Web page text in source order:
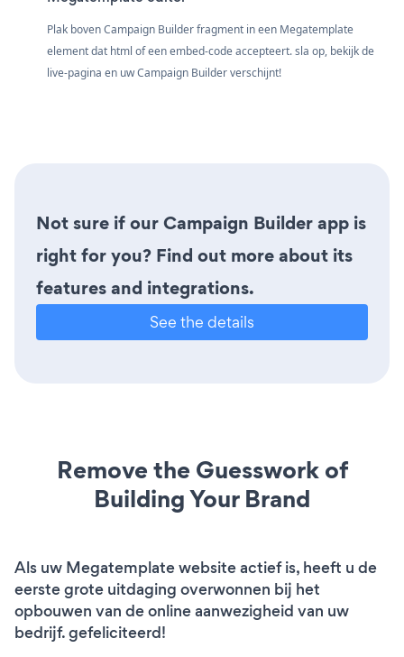
Plak boven Campaign Builder fragment in een Megatemplate
element dat html of een embed-code accepteert. sla op, bekijk de
live-pagina en uw Campaign Builder verschijnt!
Not sure if our Campaign Builder app is
right for you? Find out more about its
features and integrations.
See the details
Remove the Guesswork of
Building Your Brand
Als uw Megatemplate website actief is, heeft u de
eerste grote uitdaging overwonnen bij het
opbouwen van de online aanwezigheid van uw
bedrijf. gefeliciteerd!